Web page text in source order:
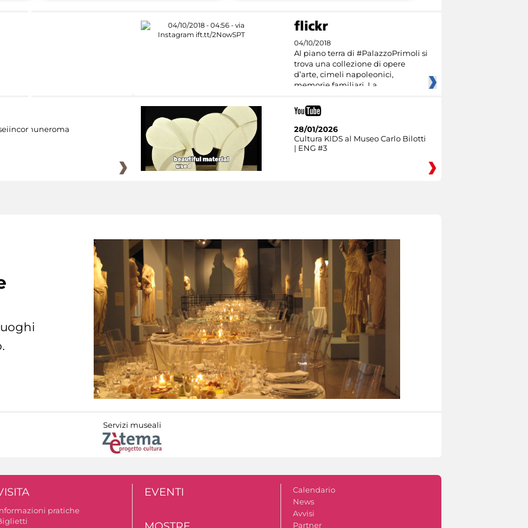
04/10/2018
Al piano terra di #PalazzoPrimoli si
trova una collezione di opere
d’arte, cimeli napoleonici,
memorie familiari. La
28/01/2026
Cultura KIDS al Museo Carlo Bilotti
| ENG #3
Servizi museali
pratiche
EVENTI
Calendario
News
Avvisi
Partner